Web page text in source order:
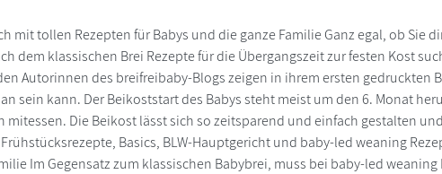
mit tollen Rezepten für Babys und die ganze Familie Ganz egal, ob Sie
dem klassischen Brei Rezepte für die Übergangszeit zur festen Kost
Autorinnen des breifreibaby-Blogs zeigen in ihrem ersten gedruckten
sein kann. Der Beikoststart des Babys steht meist um den 6. Monat
mitessen. Die Beikost lässt sich so zeitsparend und einfach gestalten
Basics, BLW-Hauptgericht und baby-led weaning
Im Gegensatz zum klassischen Babybrei, muss bei baby-led